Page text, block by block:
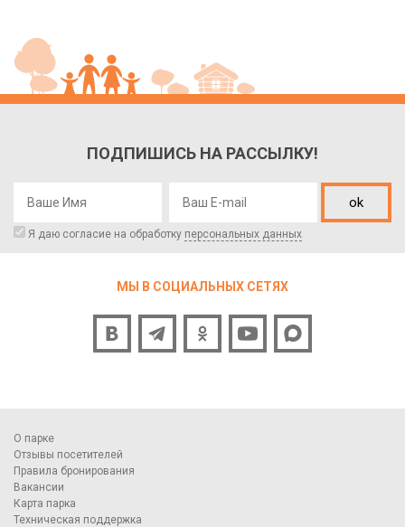
ПОДПИШИСЬ НА РАССЫЛКУ!
ok
Я даю согласие на обработку персональных данных
МЫ В СОЦИАЛЬНЫХ СЕТЯХ
О парке
Отзывы посетителей
Правила бронирования
Вакансии
Карта парка
Техническая поддержка